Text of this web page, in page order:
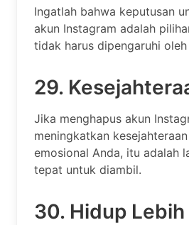
Ingatlah bahwa keputusan
akun Instagram adalah
tidak harus dipengaruhi
29.
Jika menghapus akun
meningkatkan
emosional Anda, itu adalah
tepat untuk diambil.
30. Hidup Lebih